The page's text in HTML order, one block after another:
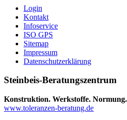
Login
Kontakt
Infoservice
ISO GPS
Sitemap
Impressum
Datenschutzerklärung
Steinbeis-Beratungszentrum
Konstruktion. Werkstoffe. Normung.
www.toleranzen-beratung.de